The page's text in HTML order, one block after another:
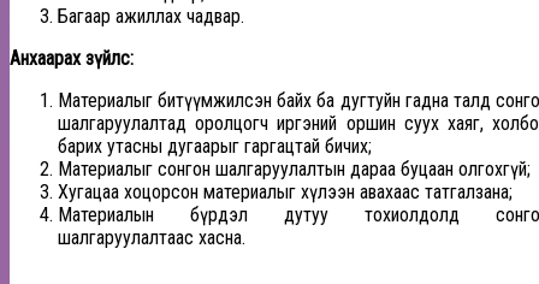
Багаар ажиллах чадвар.
Анхаарах зүйлс:
Материалыг битүүмжилсэн байх ба дугтуйн гадна талд
шалгаруулалтад оролцогч иргэний оршин суух хаяг,
барих утасны дугаарыг гаргацтай бичих;
Материалыг сонгон шалгаруулалтын дараа буцаан олгохгүй;
Хугацаа хоцорсон материалыг хүлээн авахаас татгалзана;
Материалын бүрдэл дутуу тохиолдолд
шалгаруулалтаас хасна.